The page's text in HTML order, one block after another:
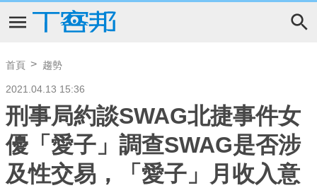
首頁 趨勢
2021.04.13 15:36
刑事局約談SWAG北捷事件女
優「愛子」調查SWAG是否涉
及性交易，「愛子」月收入意